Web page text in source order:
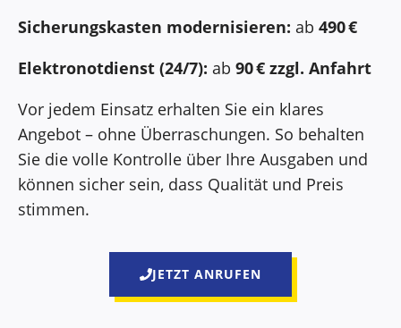
Sicherungskasten modernisieren: ab 490 €
Elektronotdienst (24/7): ab 90 € zzgl. Anfahrt
Vor jedem Einsatz erhalten Sie ein klares
Angebot – ohne Überraschungen. So behalten
Sie die volle Kontrolle über Ihre Ausgaben und
können sicher sein, dass Qualität und Preis
stimmen.
JETZT ANRUFEN